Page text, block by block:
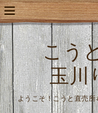
こう
玉川
ようこそ！こうと直売